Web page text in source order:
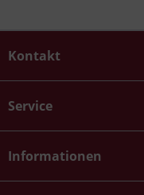
Kontakt
Service
Informationen